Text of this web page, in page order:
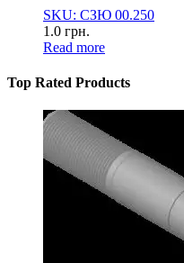
SKU: СЗЮ 00.250
1.0 грн.
Read more
Top Rated Products